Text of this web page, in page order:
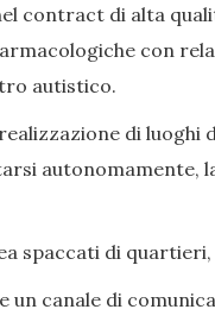
contract di alta
con
autistico.
di
autonomamente,
spaccati di
canale di